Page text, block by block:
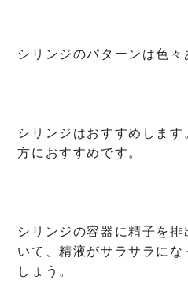
シリンジのパターンは色々
シリンジはおすすめしま
方におすすめです。
シリンジの容器に精子を
いて、精液がサラサラにな
しょう。